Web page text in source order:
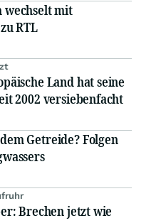
wechselt mit
RTL
Land hat seine
2002 versiebenfacht
Getreide? Folgen
Brechen jetzt wie